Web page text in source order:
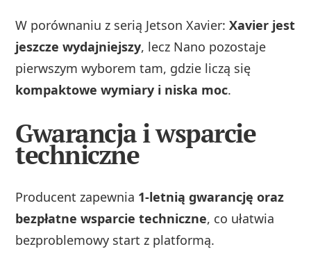
W porównaniu z serią Jetson Xavier:Xavier jest
jeszcze wydajniejszy, lecz Nano pozostaje
pierwszym wyborem tam, gdzie liczą się
kompaktowe wymiary i niska moc.
Gwarancja i wsparcie
techniczne
Producent zapewnia 1‑letnią gwarancję oraz
bezpłatne wsparcie techniczne, co ułatwia
bezproblemowy start z platformą.